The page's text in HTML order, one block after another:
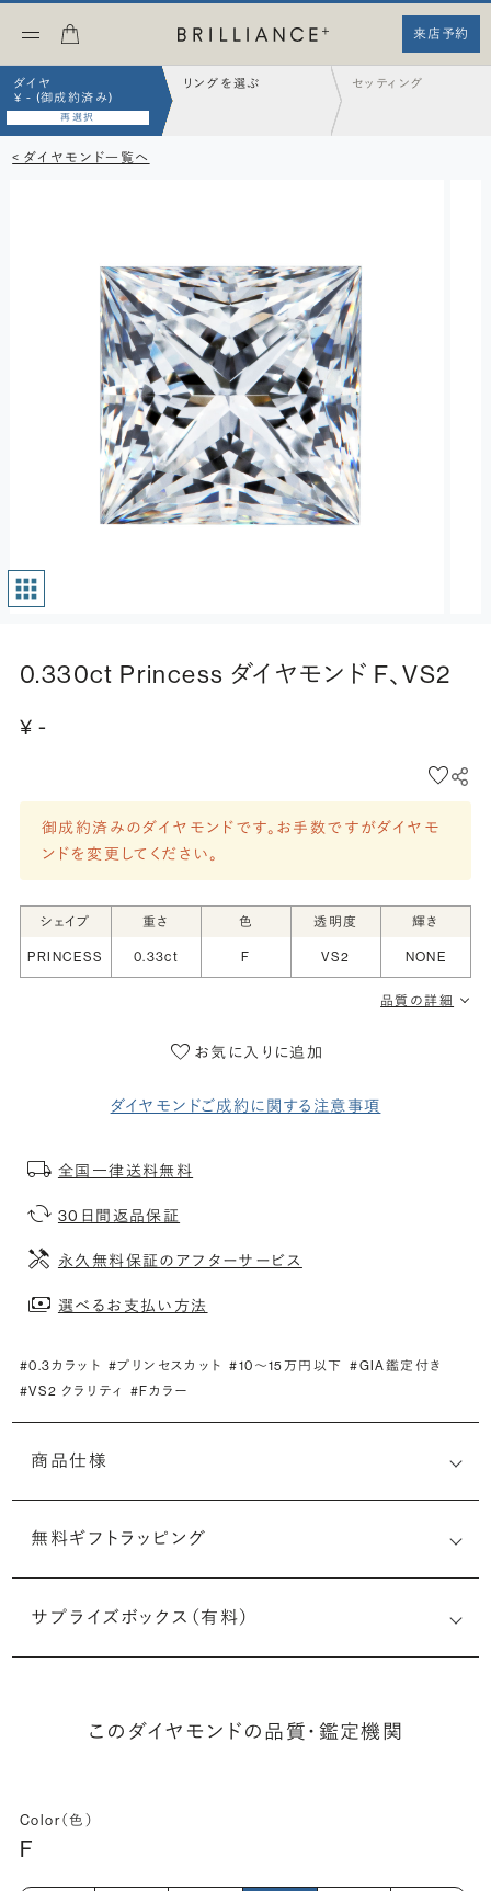
来店予約
ダイヤ
¥ - (御成約済み)
再選択
リングを選ぶ セッティング
< ダイヤモンド一覧へ
0.330ct Princess ダイヤモンド F、VS2
¥ -
御成約済みのダイヤモンドです。お手数ですがダイヤモ
ンドを変更してください。
シェイプ 重さ 色 透明度 輝き
PRINCESS 0.33ct F VS2 NONE
品質の詳細
お気に入りに追加
ダイヤモンドご成約に関する注意事項
全国一律送料無料
30日間返品保証
永久無料保証のアフターサービス
選べるお支払い方法
#0.3カラット #プリンセスカット #10〜15万円以下 #GIA鑑定付き
#VS2 クラリティ
#Fカラー
商品仕様
無料ギフトラッピング
サプライズボックス（有料）
このダイヤモンドの品質・鑑定機関
Color（色）
F